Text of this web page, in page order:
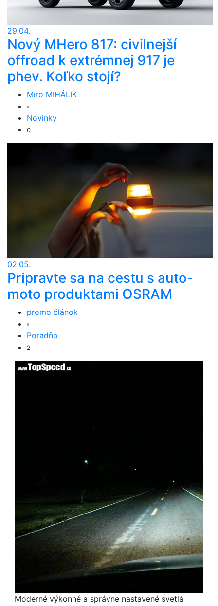
29.04.
Nový MHero 817: civilnejší
offroad k extrémnej 917 je
phev. Koľko stojí?
Miro MIHÁLIK
Novinky
0
02.05.
Pripravte sa na cestu s auto-
moto produktami OSRAM
promo článok
Poradňa
2
Moderné výkonné a správne nastavené svetlá